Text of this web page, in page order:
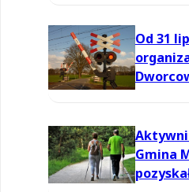
Od 31
Aktywni
Gmina